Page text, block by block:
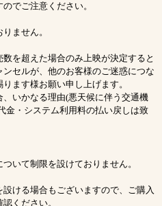
でご注意ください。
ません。
を超えた場合のみ上映が決定すると
セルが、他のお客様のご迷惑につな
ます様お願い申し上げます。
いかなる理由(悪天候に伴う交通機
金・システム利用料の払い戻しは致
いて制限を設けておりません。
ける場合もございますので、ご購入
ください。